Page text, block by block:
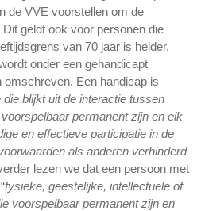
de VVE voorstellen om de
geldt ook voor personen die
van 70 jaar is helder,
onder een gehandicapt
Een handicap is
die blijkt uit de interactie tussen
permanent zijn en elk
en effectieve participatie in de
als anderen verhinderd
lezen we dat een persoon met
fysieke, geestelijke, intellectuele of
voorspelbaar permanent zijn en